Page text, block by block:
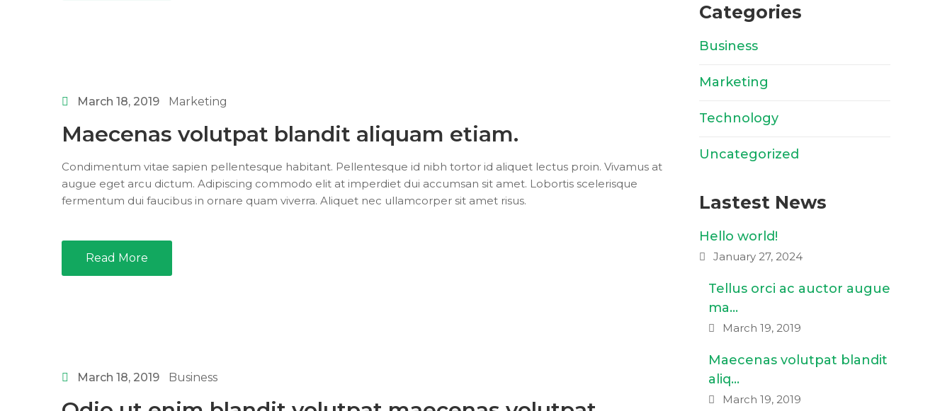
March 18, 2019 Marketing
Maecenas volutpat blandit aliquam etiam.
Condimentum vitae sapien pellentesque habitant. Pellentesque id nibh tortor id aliquet lectus proin. Vivamus at
augue eget arcu dictum. Adipiscing commodo elit at imperdiet dui accumsan sit amet. Lobortis scelerisque
fermentum dui faucibus in ornare quam viverra. Aliquet nec ullamcorper sit amet risus.
Read More
March 18, 2019 Business
Categories
Business
Marketing
Technology
Uncategorized
Lastest News
Hello world!
January 27, 2024
Tellus orci ac auctor augue
ma…
March 19, 2019
Maecenas volutpat blandit
aliq…
March 19, 2019